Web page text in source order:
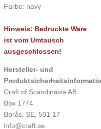
Farbe: navy
Hinweis: Bedruckte Ware
ist vom Umtausch
ausgeschlossen!
Hersteller- und
Craft of Scandinavia AB
Box 1774
Borås, SE, 501 17
info@craft.se